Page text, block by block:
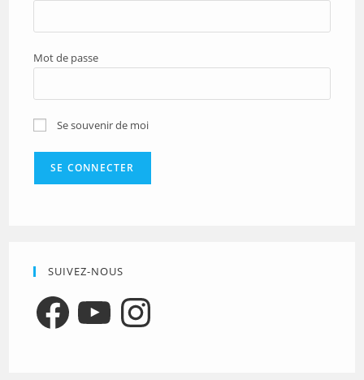
Mot de passe
Se souvenir de moi
SUIVEZ-NOUS
FacebookYouTubeInstagram